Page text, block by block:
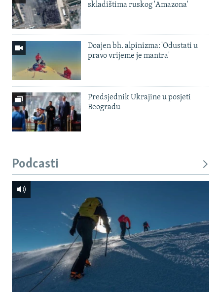
skladištima ruskog 'Amazona'
Doajen bh. alpinizma: 'Odustati u
pravo vrijeme je mantra'
Predsjednik Ukrajine u posjeti
Beogradu
Podcasti